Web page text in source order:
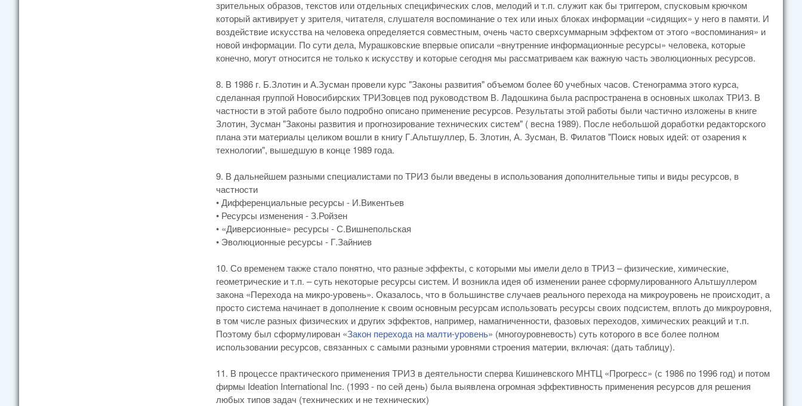
зрительных образов, текстов или отдельных специфических слов, мелодий и т.п. служит как бы триггером, спусковым крючком
который активирует у зрителя, читателя, слушателя воспоминание о тех или иных блоках информации «сидящих» у него в памяти. И
воздействие искусства на человека определяется совместным, очень часто сверхсуммарным эффектом от этого «воспоминания» и
новой информации. По сути дела, Мурашковские впервые описали «внутренние информационные ресурсы» человека, которые
конечно, могут относится не только к искусству и которые сегодня мы рассматриваем как важную часть эволюционных ресурсов.
8. В 1986 г. Б.Злотин и А.Зусман провели курс "Законы развития" объемом более 60 учебных часов. Стенограмма этого курса,
сделанная группой Новосибирских ТРИЗовцев под руководством В. Ладошкина была распространена в основных школах ТРИЗ. В
частности в этой работе было подробно описано применение ресурсов. Результаты этой работы были частично изложены в книге
Злотин, Зусман "Законы развития и прогнозирование технических систем" ( весна 1989). После небольшой доработки редакторского
плана эти материалы целиком вошли в книгу Г.Альтшуллер, Б. Злотин, А. Зусман, В. Филатов "Поиск новых идей: от озарения к
технологии", вышедшую в конце 1989 года.
9. В дальнейшем разными специалистами по ТРИЗ были введены в использования дополнительные типы и виды ресурсов, в
частности
• Дифференциальные ресурсы - И.Викентьев
• Ресурсы изменения - З.Ройзен
• «Диверсионные» ресурсы - С.Вишнепольская
• Эволюционные ресурсы - Г.Зайниев
10. Со временем также стало понятно, что разные эффекты, с которыми мы имели дело в ТРИЗ – физические, химические,
геометрические и т.п. – суть некоторые ресурсы систем. И возникла идея об изменении ранее сформулированного Альтшуллером
закона «Перехода на микро-уровень». Оказалось, что в большинстве случаев реального перехода на микроуровень не происходит, а
просто система начинает в дополнение к своим основным ресурсам использовать ресурсы своих подсистем, вплоть до микроуровня,
в том числе разных физических и других эффектов, например, намагниченности, фазовых переходов, химических реакций и т.п.
Поэтому был сформулирован «Закон перехода на малти-уровень» (многоуровневость) суть которого в все более полном
использовании ресурсов, связанных с самыми разными уровнями строения материи, включая: (дать таблицу).
11. В процессе практического применения ТРИЗ в деятельности сперва Кишиневского МНТЦ «Прогресс» (с 1986 по 1996 год) и потом
фирмы Ideation International Inc. (1993 - по сей день) была выявлена огромная эффективность применения ресурсов для решения
любых типов задач (технических и не технических)